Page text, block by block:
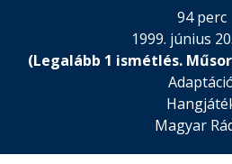
94 perc
1999. június
(Legalább 1 ismétlés.
Magyar